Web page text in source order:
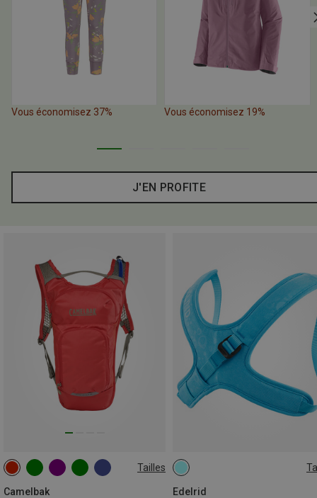
Vous économisez 37% Vous économisez 19%
J'EN PROFITE
Tailles
Camelbak
1.5L+1.5L RESERVOIR
Edelrid
50-65CM